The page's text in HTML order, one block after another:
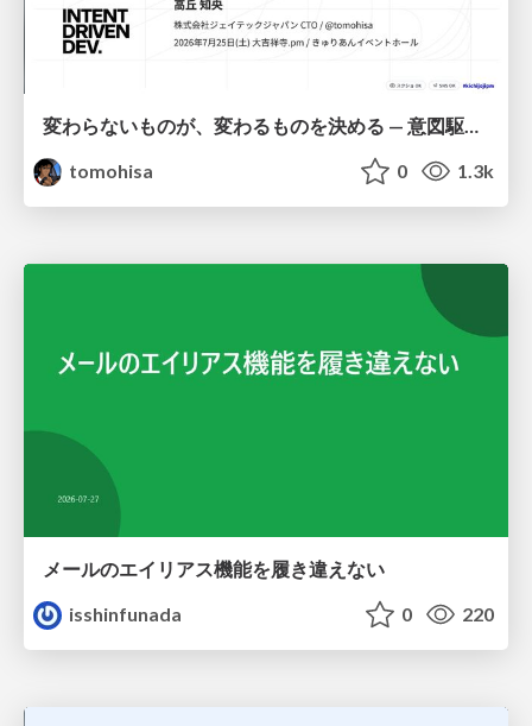
変わらないものが、変わるものを決める — 意図駆動開発 × イベントソーシング × イミュータブル | What Doesn't Change Decides What Can — IDD × Event Sourcing × Immutability
tomohisa
0 1.3k
メールのエイリアス機能を履き違えない
isshinfunada
0 220